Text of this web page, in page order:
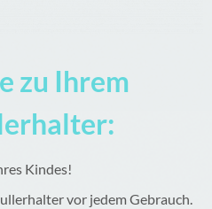
zu Ihrem
Kindes!
vor jedem Gebrauch.